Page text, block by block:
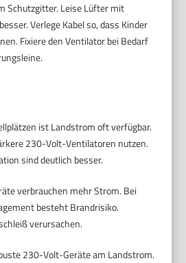
Schutzgitter. Leise Lüfter mit
Verlege Kabel so, dass Kinder
Fixiere den Ventilator bei Bedarf
ist Landstrom oft verfügbar.
230-Volt-Ventilatoren nutzen.
sind deutlich besser.
verbrauchen mehr Strom. Bei
besteht Brandrisiko.
verursachen.
230-Volt-Geräte am Landstrom.